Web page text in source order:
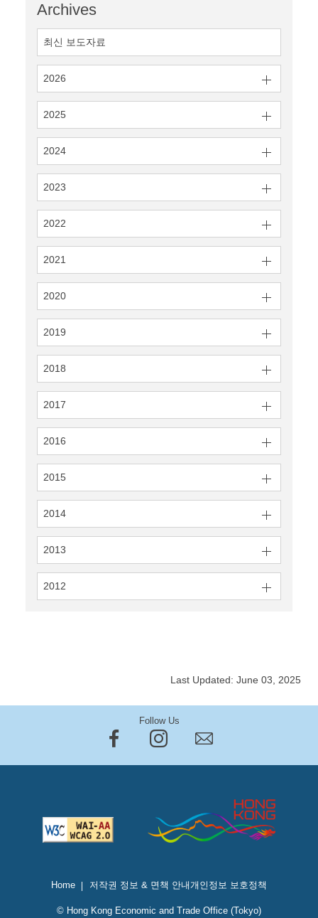
Archives
최신 보도자료
2026
2025
2024
2023
2022
2021
2020
2019
2018
2017
2016
2015
2014
2013
2012
Last Updated: June 03, 2025
Follow Us
Home 저작권 정보 & 면책 안내 개인정보 보호정책
© Hong Kong Economic and Trade Office (Tokyo)